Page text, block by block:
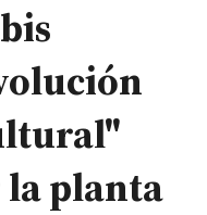
la planta